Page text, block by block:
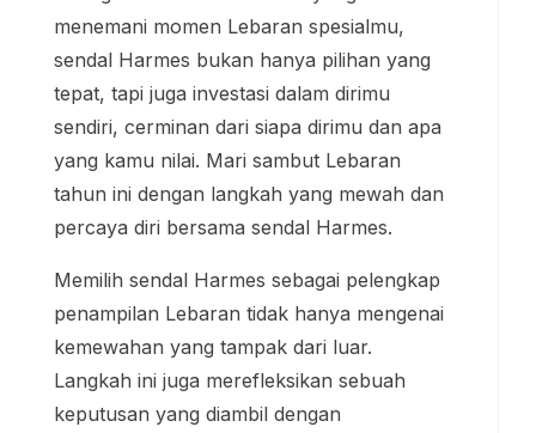
menemani momen Lebaran spesialmu,
sendal Harmes bukan hanya pilihan yang
tepat, tapi juga investasi dalam dirimu
sendiri, cerminan dari siapa dirimu dan apa
yang kamu nilai. Mari sambut Lebaran
tahun ini dengan langkah yang mewah dan
percaya diri bersama sendal Harmes.
Memilih sendal Harmes sebagai pelengkap
penampilan Lebaran tidak hanya mengenai
kemewahan yang tampak dari luar.
Langkah ini juga merefleksikan sebuah
keputusan yang diambil dengan